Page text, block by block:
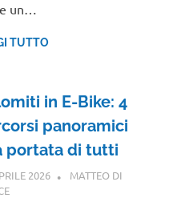
un…
TUTTO
in E-Bike: 4
panoramici
portata di tutti
2026
MATTEO DI
TRENTINO ALTO ADIGE